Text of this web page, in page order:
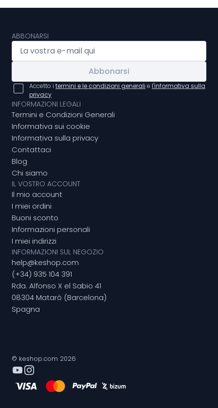
ABBONARSI
Abbonarsi
Accetto i termini e le condizioni generali e l'informativa sulla
privacy
INFORMAZIONI LEGALI
Termini e Condizioni Generali
Informativa sui cookie
Informativa sulla privacy
Contattaci
Blog
Chi siamo
IL VOSTRO ACCOUNT
Il mio account
I miei ordini
Buoni sconto
Informazioni personali
I miei indirizzi
INFORMAZIONI SUL NEGOZIO
help@keshop.com
(+34) 935 104 391
Rda. Alfonso X el Sabio 41
08304 Mataró (Barcelona)
Spagna
© keshop.com 2026